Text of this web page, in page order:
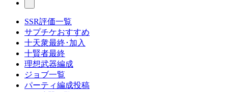
SSR評価一覧
サプチケおすすめ
十天衆最終･加入
十賢者最終
理想武器編成
ジョブ一覧
パーティ編成投稿